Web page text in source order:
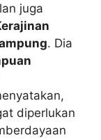
juga
. Dia
diperlukan